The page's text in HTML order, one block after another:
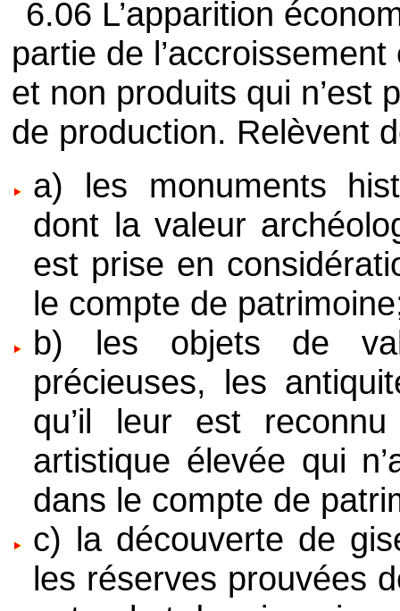
6.06 L’apparition
partie de
et non produits qui n’est
de production. Relèvent
a) les monuments
dont la valeur
est prise en
le compte de
b) les objets de
précieuses, les
qu’il leur est
artistique élevée qui
dans le compte de
c) la découverte de
les réserves prouvées